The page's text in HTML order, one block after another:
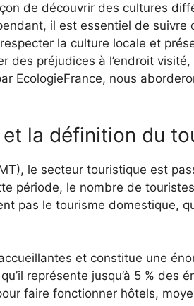
de découvrir des cultures
il est essentiel de suivre
la culture locale et
des préjudices à l’endroit
EcologieFrance, nous
la définition du
le secteur touristique est
période, le nombre de
pas le tourisme domestique,
et constitue une
représente jusqu’à 5 % des
faire fonctionner hôtels,